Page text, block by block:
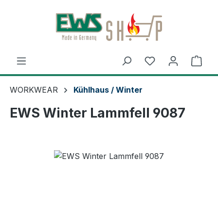
Zum Hauptinhalt springen
WORKWEAR Kühlhaus / Winter
EWS Winter Lammfell 9087